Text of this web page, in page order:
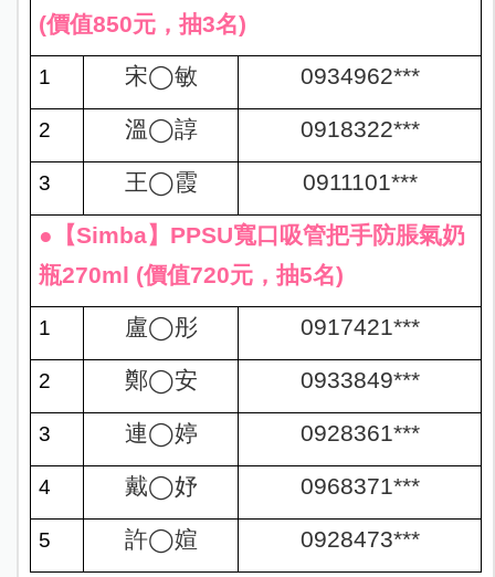
(價值850元，抽3名)
1 宋◯敏 0934962***
2 溫◯諄 0918322***
3 王◯霞
0911101***
●【Simba】PPSU寬口吸管把手防脹氣奶
瓶270ml (價值720元，抽5名)
1 盧◯彤 0917421***
2 鄭◯安 0933849***
3 連◯婷 0928361***
4 戴◯妤 0968371***
5 許◯媗 0928473***